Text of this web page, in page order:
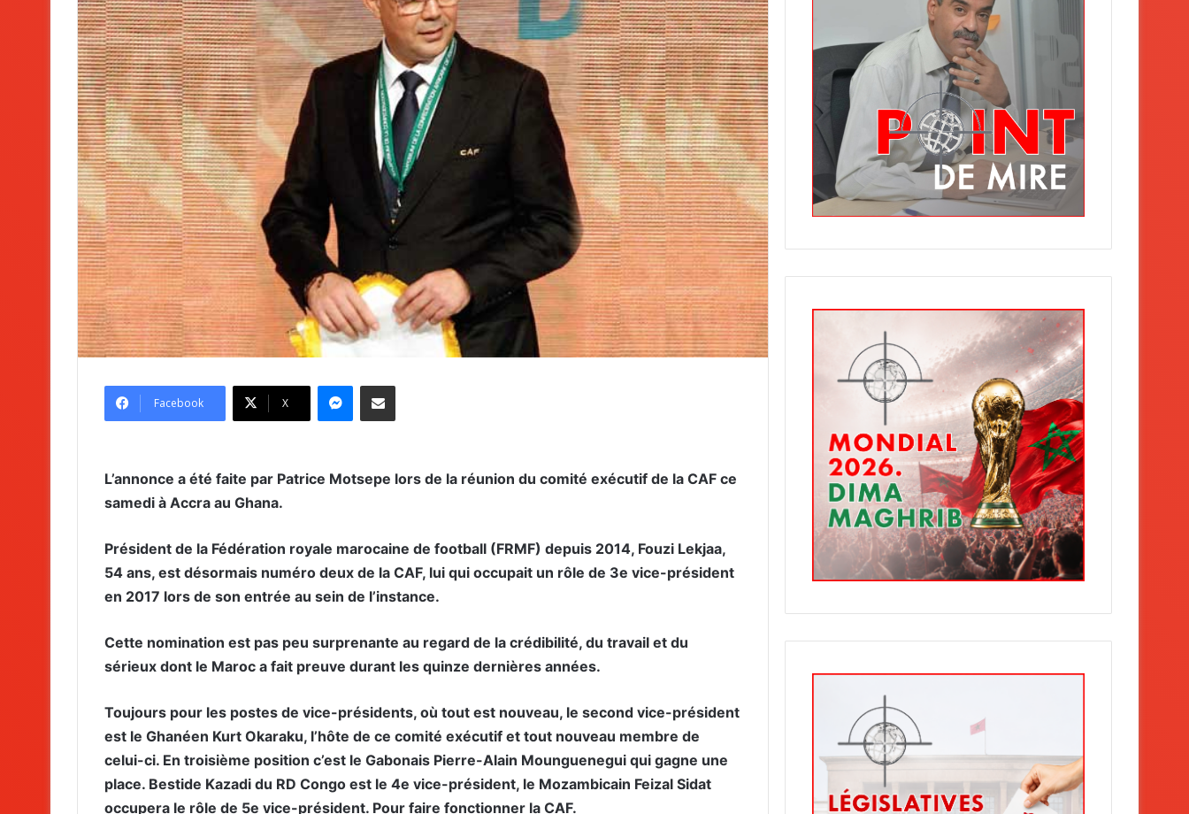
Facebook X
L’annonce a été faite par Patrice Motsepe lors de la réunion du comité exécutif de la CAF ce
samedi à Accra au Ghana.
Président de la Fédération royale marocaine de football (FRMF) depuis 2014, Fouzi Lekjaa,
54 ans, est désormais numéro deux de la CAF, lui qui occupait un rôle de 3e vice-président
en 2017 lors de son entrée au sein de l’instance.
Cette nomination est pas peu surprenante au regard de la crédibilité, du travail et du
sérieux dont le Maroc a fait preuve durant les quinze dernières années.
Toujours pour les postes de vice-présidents, où tout est nouveau, le second vice-président
est le Ghanéen Kurt Okaraku, l’hôte de ce comité exécutif et tout nouveau membre de
celui-ci. En troisième position c’est le Gabonais Pierre-Alain Mounguenegui qui gagne une
place. Bestide Kazadi du RD Congo est le 4e vice-président, le Mozambicain Feizal Sidat
occupera le rôle de 5e vice-président. Pour faire fonctionner la CAF.